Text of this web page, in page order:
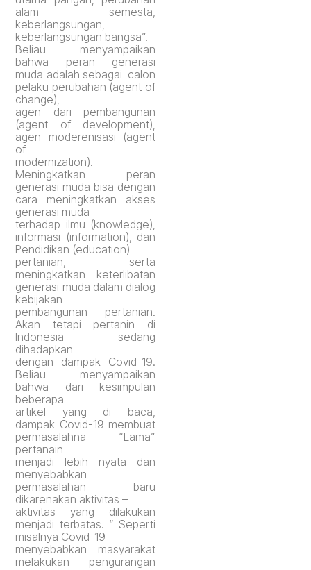
alam semesta,
keberlangsungan,
keberlangsungan bangsa”.
Beliau menyampaikan
bahwa peran generasi
muda adalah sebagai calon
pelaku perubahan (agent of
change),
agen dari pembangunan
(agent of development),
agen moderenisasi (agent
of
modernization).
Meningkatkan peran
generasi muda bisa dengan
cara meningkatkan akses
generasi muda
terhadap ilmu (knowledge),
informasi (information), dan
Pendidikan (education)
pertanian, serta
meningkatkan keterlibatan
generasi muda dalam dialog
kebijakan
pembangunan pertanian.
Akan tetapi pertanin di
Indonesia sedang
dihadapkan
dengan dampak Covid-19.
Beliau menyampaikan
bahwa dari kesimpulan
beberapa
artikel yang di baca,
dampak Covid-19 membuat
permasalahna “Lama”
pertanain
menjadi lebih nyata dan
menyebabkan
permasalahan baru
dikarenakan aktivitas –
aktivitas yang dilakukan
menjadi terbatas. “ Seperti
misalnya Covid-19
menyebabkan masyarakat
melakukan pengurangan